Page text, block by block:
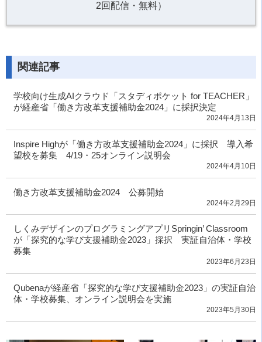
2回配信・無料）
関連記事
学校向け生成AIクラウド「スタディポケット for TEACHER」
が経産省「働き方改革支援補助金2024」に採択決定
2024年4月13日
Inspire Highが「働き方改革支援補助金2024」に採択 導入希
望校を募集 4/19・25オンライン説明会
2024年4月10日
働き方改革支援補助金2024 公募開始
2024年2月29日
しくみデザインのプログラミングアプリSpringin’ Classroom
が「探究的な学び支援補助金2023」採択 実証自治体・学校
募集
2023年6月23日
Qubenaが経産省「探究的な学び支援補助金2023」の実証自治
体・学校募集、オンライン説明会を実施
2023年5月30日